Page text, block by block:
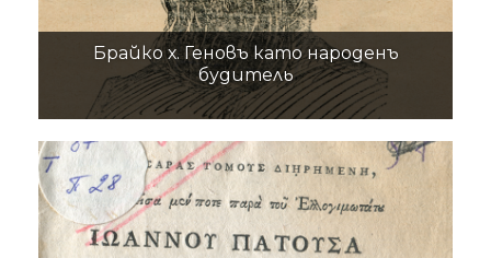
Брайко х. Геновъ като народенъ
будитель